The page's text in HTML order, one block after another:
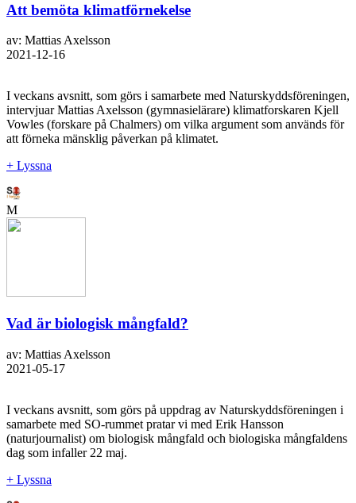
Att bemöta klimatförnekelse
av: Mattias Axelsson
2021-12-16
I veckans avsnitt, som görs i samarbete med Naturskyddsföreningen,
intervjuar Mattias Axelsson (gymnasielärare) klimatforskaren Kjell
Vowles (forskare på Chalmers) om vilka argument som används för
att förneka mänsklig påverkan på klimatet.
+ Lyssna
M
Vad är biologisk mångfald?
av: Mattias Axelsson
2021-05-17
I veckans avsnitt, som görs på uppdrag av Naturskyddsföreningen i
samarbete med SO-rummet pratar vi med Erik Hansson
(naturjournalist) om biologisk mångfald och biologiska mångfaldens
dag som infaller 22 maj.
+ Lyssna